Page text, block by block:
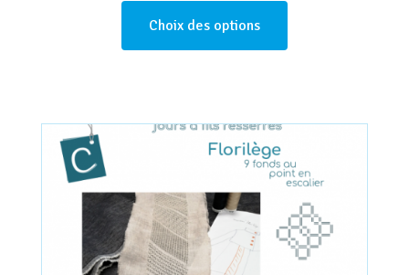
Choix des options